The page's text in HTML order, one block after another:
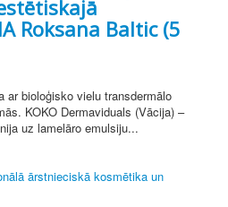
Roksana Baltic (5
ar bioloģisko vielu transdermālo
KOKO Dermaviduals (Vācija) –
uz lamelāro emulsiju...
ārstnieciskā kosmētika un